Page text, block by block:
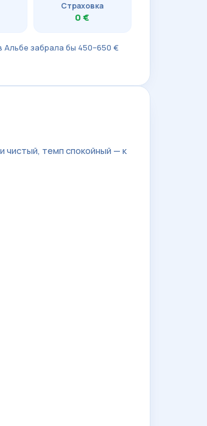
Страховка
0 €
забрала бы 450–650 €
чистый, темп спокойный — к